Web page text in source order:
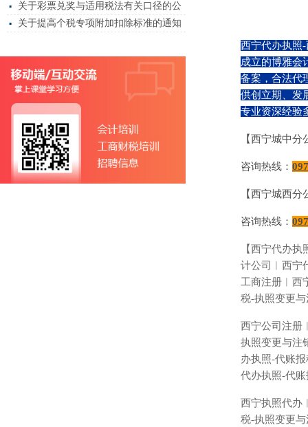
▪ 关于彩票兑奖与适用税法有关口径的公
▪ 关于提高个税专项附加扣除标准的通知
西宁代办执照-
成立的博雅会
备案，合法代
供创立期、发
专业资深经验
【西宁城中
咨询热线：
【西宁城西
咨询热线：
【西宁代办执
计公司︱西宁
工商注册︱西
税-执照变更与
西宁公司注册
执照变更与注
办执照-代账报
代办执照-代账
西宁执照代办
税-执照变更与